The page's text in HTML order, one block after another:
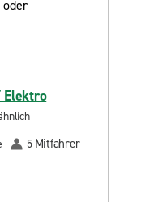
Elektro
5 Mitfahrer